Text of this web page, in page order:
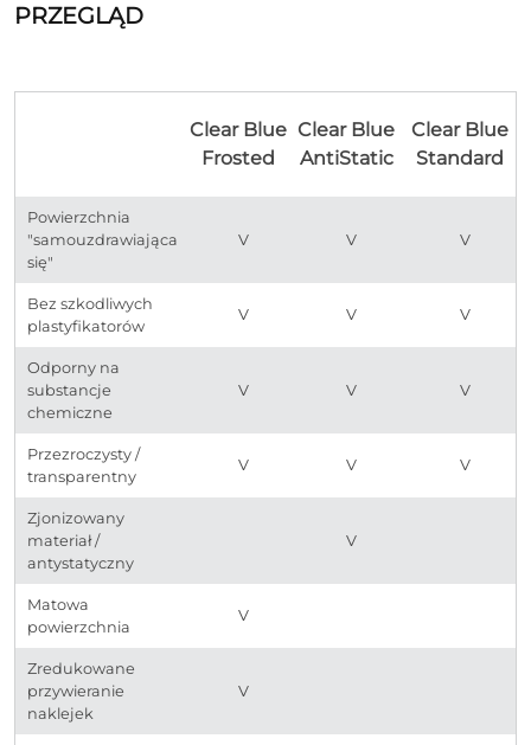
PRZEGLĄD
Clear Blue
Frosted
Clear Blue
AntiStatic
Clear Blue
Standard
Powierzchnia
"samouzdrawiająca
się"
V V V
Bez szkodliwych
plastyfikatorów
V V V
Odporny na
substancje
chemiczne
V V V
Przezroczysty /
transparentny
V V V
Zjonizowany
materiał /
antystatyczny
V
Matowa
powierzchnia
V
Zredukowane
przywieranie
naklejek
V